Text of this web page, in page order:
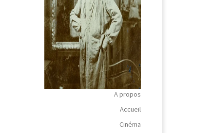
A propos
Accueil
Cinéma